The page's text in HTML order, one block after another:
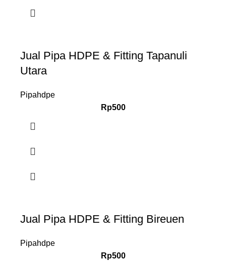
Jual Pipa HDPE & Fitting Tapanuli
Utara
Pipahdpe
Rp500
Jual Pipa HDPE & Fitting Bireuen
Pipahdpe
Rp500